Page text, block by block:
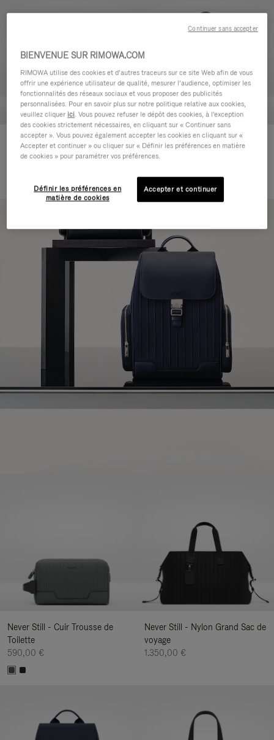
Never Still - Cuir Trousse de
Toilette
Never Still - Cuir Grand Sac à
dos à rabat
Never Still - Cuir Trousse de
Toilette
590,00 €
Never Still - Nylon Grand Sac de
voyage
1.350,00 €
BIENVENUE SUR RIMOWA.COM
RIMOWA utilise des cookies et d’autres traceurs sur ce site Web afin de vous
offrir une expérience utilisateur de qualité, mesurer l’audience, optimiser les
fonctionnalités des réseaux sociaux et vous proposer des publicités
personnalisées. Pour en savoir plus sur notre politique relative aux cookies,
veuillez cliquer ici. Vous pouvez refuser le dépôt des cookies, à l'exception
des cookies strictement nécessaires, en cliquant sur « Continuer sans
accepter ». Vous pouvez également accepter les cookies en cliquant sur «
Accepter et continuer » ou cliquer sur « Définir les préférences en matière
de cookies » pour paramétrer vos préférences.
Définir les préférences en
matière de cookies
Accepter et continuer
Continuer sans accepter